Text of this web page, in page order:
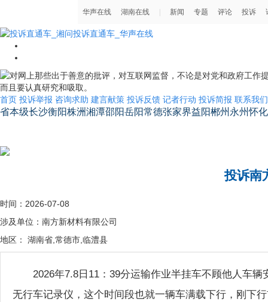
首页 投诉举报 咨询求助 建言献策 投诉反馈 记者行动 投诉简报 联系我们
省本级长沙衡阳株洲湘潭邵阳岳阳常德张家界益阳郴州 永州怀化
投诉南
时间：2026-07-08
涉及单位：南方新材料有限公司
地区： 湖南省,常德市,临澧县
2026年7.8日11：39分运输作业半挂车不顾他人车
无行车记录仪，这个时间段也就一辆车满载下行，刚下